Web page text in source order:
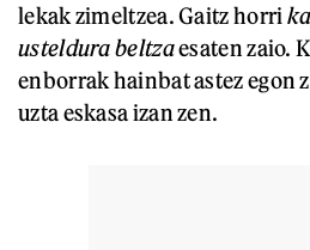
lekak zimeltzea. Gaitz horri
usteldura beltzaesaten zaio.
enborrak hainbat astez egon
uzta eskasa izan zen.